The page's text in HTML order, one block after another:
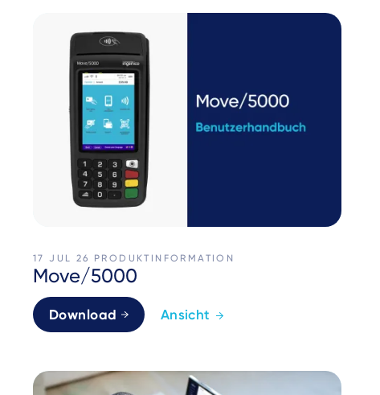
17 JUL 26 PRODUKTINFORMATION
Move/5000
Download Ansicht